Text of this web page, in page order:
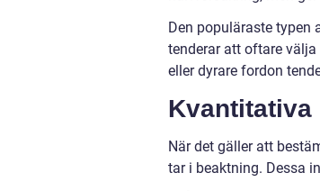
Den populäraste typen
tenderar att oftare
eller dyrare fordon
När det gäller att
tar i beaktning. Dessa